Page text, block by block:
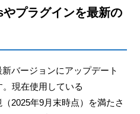
やプラグインを最新の
バージョンにアップデート
現在使用している
2025年9月末時点）を満たさ